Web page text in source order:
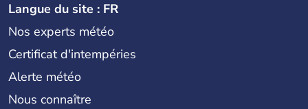
Langue du site : FR
Nos experts météo
Certificat d'intempéries
Alerte météo
Nous connaître